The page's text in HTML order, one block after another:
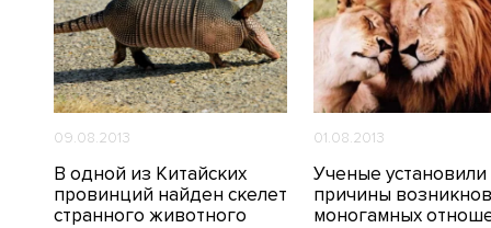
09.08.2013
В одной из Китайских
провинций найден скелет
странного животного
01.08.2013
Ученые установили
причины
моногамных